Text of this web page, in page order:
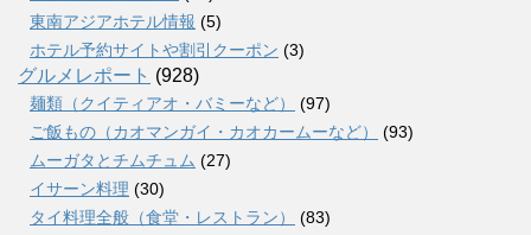
東南アジアホテル情報 (5)
ホテル予約サイトや割引クーポン (3)
グルメレポート (928)
麺類（クイティアオ・バミーなど）
(97)
ご飯もの（カオマンガイ・カオカームーなど）
(93)
ムーガタとチムチュム (27)
イサーン料理 (30)
タイ料理全般（食堂・レストラン）
(83)